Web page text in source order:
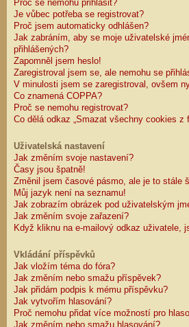
Proč se nemohu přihlásit?
Je vůbec potřeba se registrovat?
Proč jsem automaticky odhlášen?
Jak zabráním, aby se moje uživatelské
přihlášených?
Zapomněl jsem heslo!
Zaregistroval jsem se, ale nemohu se
V minulosti jsem se zaregistroval, ovšem
Co znamená COPPA?
Proč se nemohu registrovat?
Co dělá odkaz „Smazat všechny cookies z
Uživatelská nastavení
Jak změním svoje nastavení?
Časy jsou špatně!
Změnil jsem časové pásmo, ale je to stále
Můj jazyk není na seznamu!
Jak zobrazím obrázek pod uživatelským
Jak změním svoje zařazení?
Když kliknu na e-mailový odkaz uživatele,
Vkládání příspěvků
Jak vložím téma do fóra?
Jak změním nebo smažu příspěvek?
Jak přidám podpis k mému příspěvku?
Jak vytvořím hlasování?
Proč nemohu přidat více možností pro
Jak změním nebo smažu hlasování?